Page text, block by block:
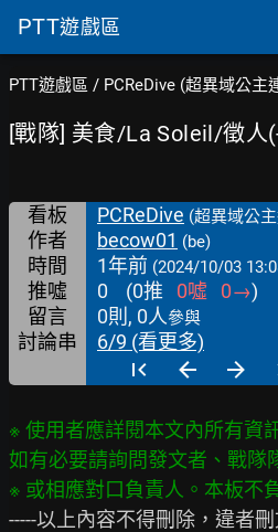
PTT遊戲區
PTT遊戲區 / PCReDive (超異域公主
[戰隊] 美食/La Soleil/徵人
看板 PCReDive (超異域公
作者 becow01 (be)
時間 1年前 (2024/10/03
推噓 0 (0推 0噓 0→)
留言
0則, 0人參與
討論串 6/9 (看更多)
※ 使用者應詳閱本文內所有資
如有必要請詢問發文者、戰隊
※ 或相應對口負責人。本板不
-----以上內容不得刪除，違者